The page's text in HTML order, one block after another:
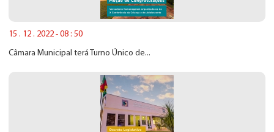
15 . 12 . 2022 - 08 : 50
Câmara Municipal terá Turno Único de...